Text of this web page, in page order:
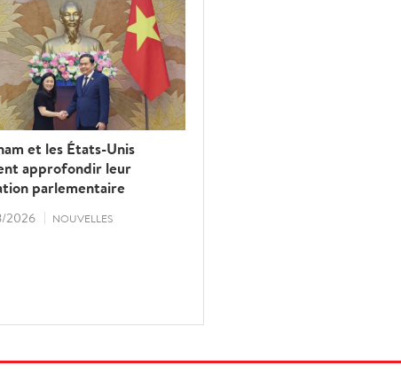
et les États-Unis
approfondir leur
parlementaire
2026 NOUVELLES